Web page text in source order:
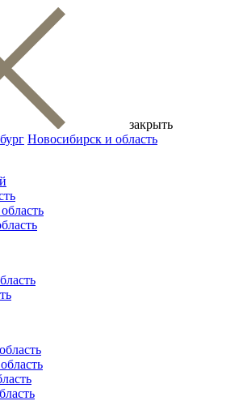
закрыть
Новосибирск и область